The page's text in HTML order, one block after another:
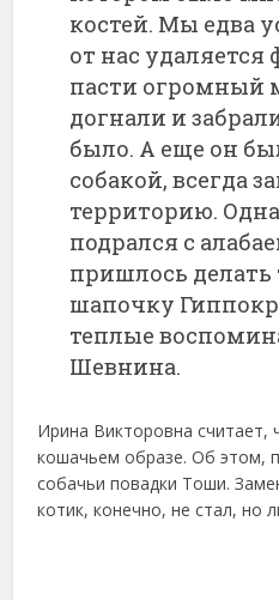
костей. Мы едва
от нас удаляется
пасти огромный
догнали и
было. А еще он
собакой, всегда
территорию.
подрался с
пришлось
шапочку
теплые
Шевнина.
Ирина Викторовна считает,
кошачьем образе. Об этом,
собачьи повадки Тоши.
котик, конечно, не стал, но